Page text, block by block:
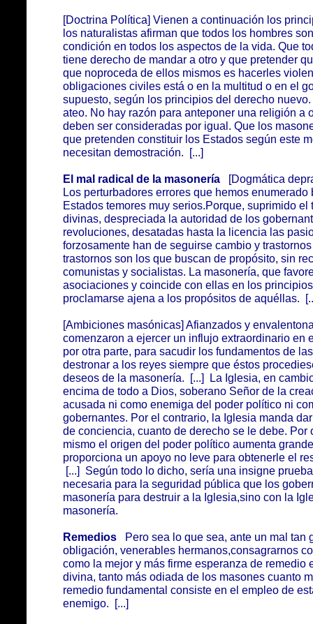
[Doctrina Política] Vienen a continuación los
los naturalistas afirman que todos los hombres
condición en todos los aspectos de la vida. Que
tiene derecho de mandar a otro y que pretender
que noproceda de ellos mismos es hacerles
obligaciones civiles está o en la multitud o en el
supuesto, según los principios del derecho
ateo. No hay razón para anteponer una religión a
deben ser consideradas por igual. Que los
que pretenden constituir los Estados según este
necesitan demostración. [...]
El mal radical de la masonería[Dogmática
Los perturbadores errores que hemos
Estados temores muy serios.Porque, suprimido
divinas, despreciada la autoridad de los
revoluciones, desatadas hasta la licencia las
forzosamente han de seguirse cambio y
trastornos son los que buscan de propósito, sin
comunistas y socialistas. La masonería, que
asociaciones y coincide con ellas en los
proclamarse ajena a los propósitos de aquéllas.
[Ambiciones masónicas] Afianzados y
comenzaron a ejercer un influjo extraordinario en
por otra parte, para sacudir los fundamentos de
destronar a los reyes siempre que éstos
deseos de la masonería. [...] La Iglesia, en
encima de todo a Dios, soberano Señor de la
acusada ni como enemiga del poder político ni
gobernantes. Por el contrario, la Iglesia manda
de conciencia, cuanto de derecho se le debe.
mismo el origen del poder político aumenta
proporciona un apoyo no leve para obtenerle el
[...] Según todo lo dicho, sería una insigne
necesaria para la seguridad pública que los
masonería para destruir a la Iglesia,sino con la
masonería.
RemediosPero sea lo que sea, ante un mal tan
obligación, venerables hermanos,consagrarnos
como la mejor y más firme esperanza de
divina, tanto más odiada de los masones cuanto
remedio fundamental consiste en el empleo de
enemigo. [...]